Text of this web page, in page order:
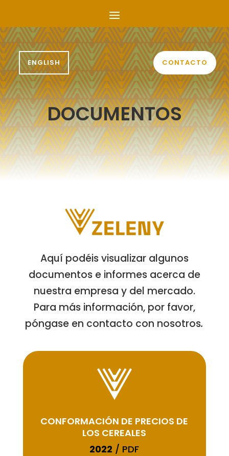
ENGLISH CONTACTO
DOCUMENTOS
Aquí podéis visualizar algunos
documentos e informes acerca de
nuestra empresa y del mercado.
Para más información, por favor,
póngase en contacto con nosotros.
CONFORMACIÓN DE PRECIOS DE
LOS CEREALES
2022 / PDF